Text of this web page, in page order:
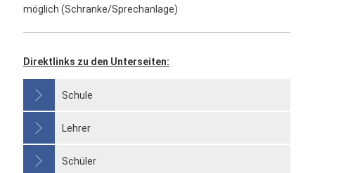
möglich (Schranke/Sprechanlage)
Direktlinks zu den Unterseiten:
Schule
Lehrer
Schüler